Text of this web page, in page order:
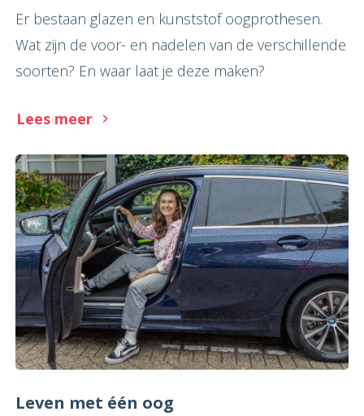
Er bestaan glazen en kunststof oogprothesen.
Wat zijn de voor- en nadelen van de verschillende
soorten? En waar laat je deze maken?
Lees meer
Leven met één oog